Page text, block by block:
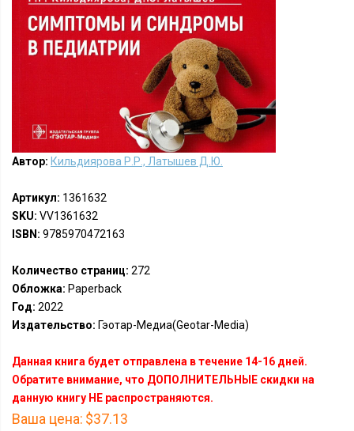
Автор: Кильдиярова Р.Р., Латышев Д.Ю.
Артикул: 1361632
SKU: VV1361632
ISBN: 9785970472163
Количество страниц: 272
Обложка: Paperback
Год: 2022
Издательство: Гэотар-Медиа(Geotar-Media)
Данная книга будет отправлена в течение 14-16 дней.
Обратите внимание, что ДОПОЛНИТЕЛЬНЫЕ скидки на
данную книгу НЕ распространяются.
Ваша цена: $37.13